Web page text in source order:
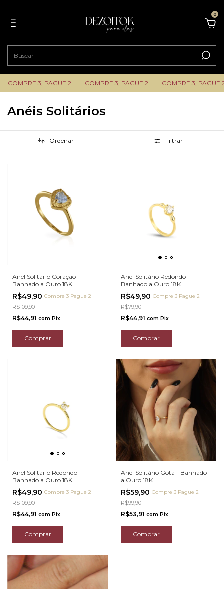
0
COMPRE 3, PAGUE 2 COMPRE 3, PAGUE 2 COMPRE 3, PAGUE 2
Anéis Solitários
Ordenar Filtrar
Anel Solitário Coração -
Banhado a Ouro 18K
R$49,90 Compre 3 Pague 2
R$109,90
R$44,91 com Pix
Comprar
Anel Solitário Redondo -
Banhado a Ouro 18K
R$49,90 Compre 3 Pague 2
R$79,90
R$44,91 com Pix
Comprar
Anel Solitário Redondo -
Banhado a Ouro 18K
R$49,90 Compre 3 Pague 2
R$109,90
R$44,91 com Pix
Comprar
Anel Solitário Gota - Banhado
a Ouro 18K
R$59,90 Compre 3 Pague 2
R$99,90
R$53,91 com Pix
Comprar